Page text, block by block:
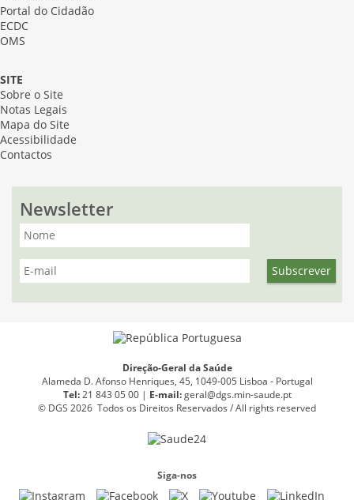
Portal do Cidadão
ECDC
OMS
SITE
Sobre o Site
Notas Legais
Mapa do Site
Acessibilidade
Contactos
Newsletter
Direção-Geral da Saúde
Alameda D. Afonso Henriques, 45, 1049-005 Lisboa - Portugal
Tel:21 843 05 00 | E-mail: geral@dgs.min-saude.pt
© DGS 2026 Todos os Direitos Reservados / All rights reserved
Siga-nos